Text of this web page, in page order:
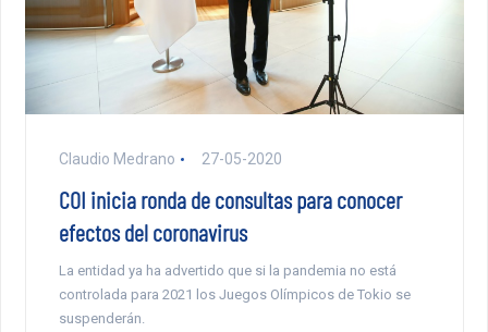
Claudio Medrano 27-05-2020
COI inicia ronda de consultas para conocer
efectos del coronavirus
La entidad ya ha advertido que si la pandemia no está
controlada para 2021 los Juegos Olímpicos de Tokio se
suspenderán.